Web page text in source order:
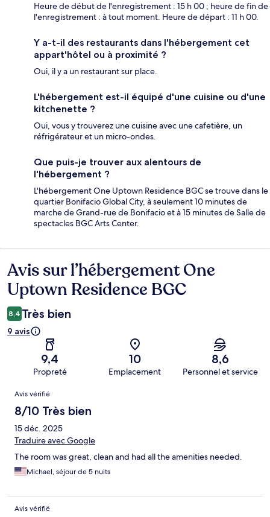
Heure de début de l'enregistrement : 15 h 00 ; heure de fin de
l'enregistrement : à tout moment. Heure de départ : 11 h 00.
Y a-t-il des restaurants dans l'hébergement cet
appart'hôtel ou à proximité ?
Oui, il y a un restaurant sur place.
L'hébergement est-il équipé d'une cuisine ou d'une
kitchenette ?
Oui, vous y trouverez une cuisine avec une cafetière, un
réfrigérateur et un micro-ondes.
Que puis-je trouver aux alentours de
l'hébergement ?
L'hébergement One Uptown Residence BGC se trouve dans le
quartier Bonifacio Global City, à seulement 10 minutes de
marche de Grand-rue de Bonifacio et à 15 minutes de Salle de
spectacles BGC Arts Center.
Avis
Avis sur l’hébergement One
Uptown Residence BGC
8,4 Très bien
9 avis
9,4
Propreté
10
Emplacement
8,6
Personnel et service
Avis
Avis vérifié
8/10 Très bien
15 déc. 2025
Traduire avec Google
The room was great, clean and had all the amenities needed.
Michael, séjour de 5 nuits
Avis vérifié